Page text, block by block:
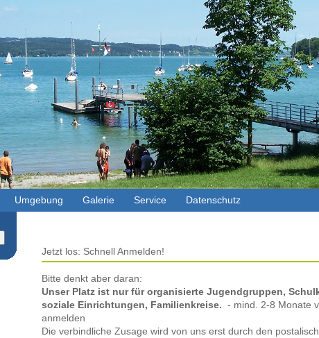
Jetzt los: Schnell Anmelden!
Bitte denkt aber daran:
Unser Platz ist nur für organisierte Jugendgruppen,
soziale Einrichtungen, Familienkreise. - mind. 2-8 Monate
anmelden
Die verbindliche Zusage wird von uns erst durch den
Umgebung Galerie Service Datenschutz